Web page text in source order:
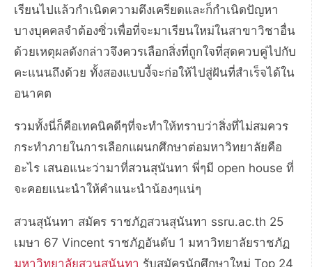
เรียนไปแล้วกำเนิดความตึงเครียดและก็กำเนิดปัญหา
บางบุคคลจำต้องซิ่วเพื่อที่จะมาเรียนใหม่ในสาขาวิชาอื่น
ด้วยเหตุผลดังกล่าวจึงควรเลือกสิ่งที่ถูกใจที่สุดควบคู่ไปกับ
คะแนนถึงด้วย ทั้งสองแบบงี้จะก่อให้ไปสู่ฝันที่สำเร็จได้ใน
อนาคต
รวมทั้งนี่ก็คือเทคนิคดีๆที่จะทำให้ทราบว่าสิ่งที่ไม่สมควร
กระทำภายในการเลือกแผนกศึกษาต่อมหาวิทยาลัยคือ
อะไร เสนอแนะว่ามาที่สวนสุนันทา พี่ๆมี open house ที่
จะคอยแนะนำให้คำแนะนำน้องๆแน่ๆ
สวนสุนันทา สมัคร ราชภัฏสวนสุนันทา ssru.ac.th 25
เมษา 67 Vincent ราชภัฏอันดับ 1 มหาวิทยาลัยราชภัฏ
มหาวิทยาลัยสวนสุนันทา รับสมัครนักศึกษาใหม่ Top 24